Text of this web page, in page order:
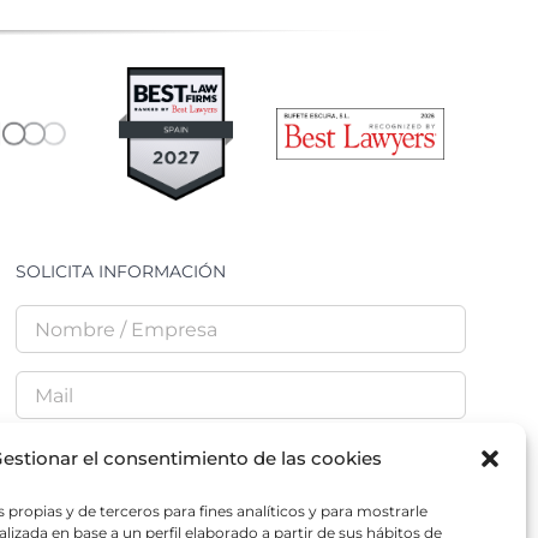
el consentimiento de las cookies
propias y de terceros para fines analíticos y para mostrarle
en base a un perfil elaborado a partir de sus hábitos de
SOLICITA INFORMACIÓN
He leído y acepto laPolítica de Privacidad